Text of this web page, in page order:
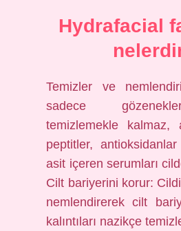
Hydrafacial
Temizler ve
sadece
temizlemekle kalmaz,
peptitler,
asit içeren serumları
Cilt bariyerini korur:
nemlendirerek cilt
kalıntıları nazikçe